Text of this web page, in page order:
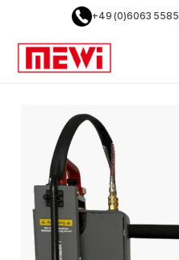
+49 (0)6063 5585
Design
Content
Publish